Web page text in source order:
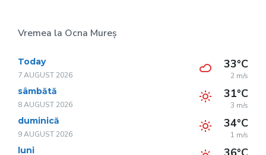
Vremea la Ocna Mureș
Today
7 AUGUST 2026
33°C
2 m/s
sâmbătă
8 AUGUST 2026
31°C
3 m/s
duminică
9 AUGUST 2026
34°C
1 m/s
luni